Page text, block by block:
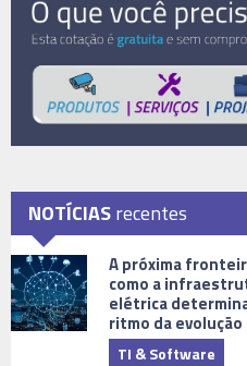
NOTÍCIASrecentes
A próxima
como a
elétrica
ritmo da evolução
TI & Software